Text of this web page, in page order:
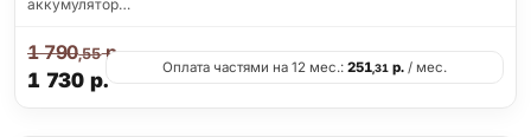
аккумулятор…
1 730 р.
1 790,55р.
Оплата частями на 12 мес.: 251,31 р. / мес.